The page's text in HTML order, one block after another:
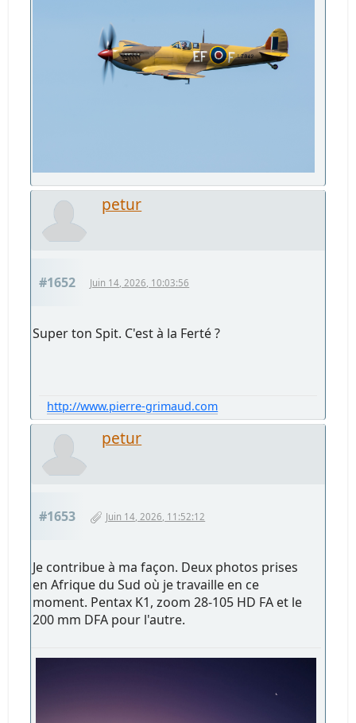
petur
#1652 Juin 14, 2026, 10:03:56
Super ton Spit. C'est à la Ferté ?
http://www.pierre-grimaud.com
petur
#1653 Juin 14, 2026, 11:52:12
Je contribue à ma façon. Deux photos prises
en Afrique du Sud où je travaille en ce
moment. Pentax K1, zoom 28-105 HD FA et le
200 mm DFA pour l'autre.